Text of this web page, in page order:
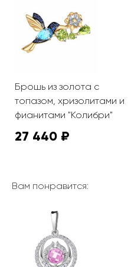
Брошь из золота с
топазом, хризолитами и
фианитами "Колибри"
27 440 ₽
Вам понравится: